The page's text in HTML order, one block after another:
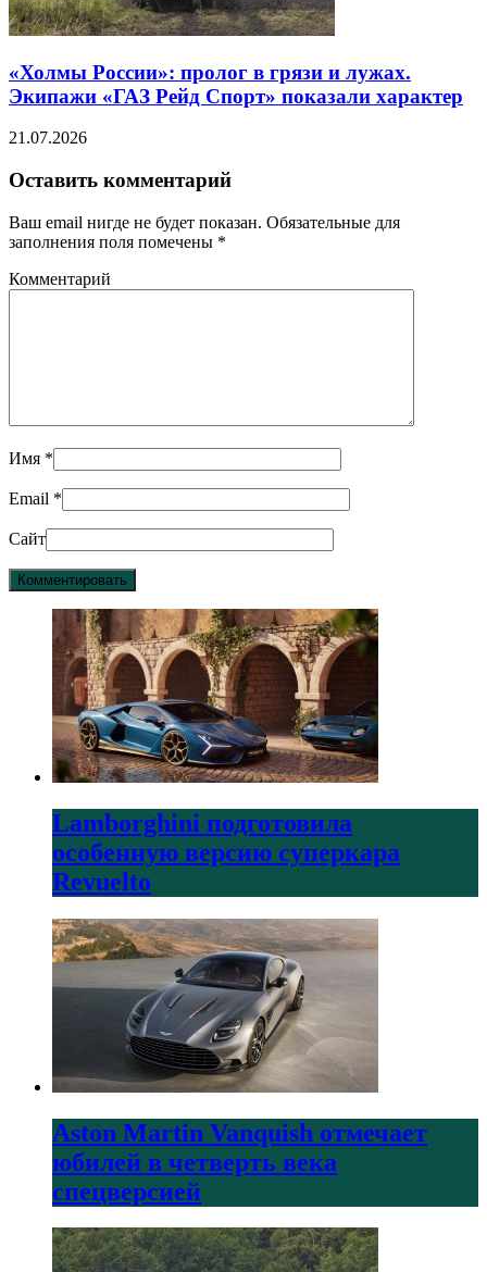
«Холмы России»: пролог в грязи и лужах.
Экипажи «ГАЗ Рейд Спорт» показали характер
21.07.2026
Оставить комментарий
Ваш email нигде не будет показан. Обязательные для
заполнения поля помечены *
Комментарий
Имя *
Email *
Сайт
Lamborghini подготовила
особенную версию суперкара
Revuelto
Aston Martin Vanquish отмечает
юбилей в четверть века
спецверсией